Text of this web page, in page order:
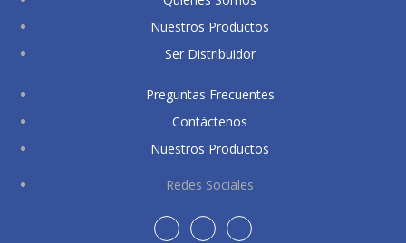
Nuestros Productos
Ser Distribuidor
Preguntas Frecuentes
Contáctenos
Nuestros Productos
Redes Sociales